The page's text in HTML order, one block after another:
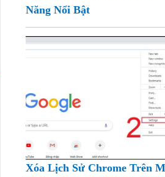
Năng Nổi Bật
Xóa Lịch Sử Chrome Trên